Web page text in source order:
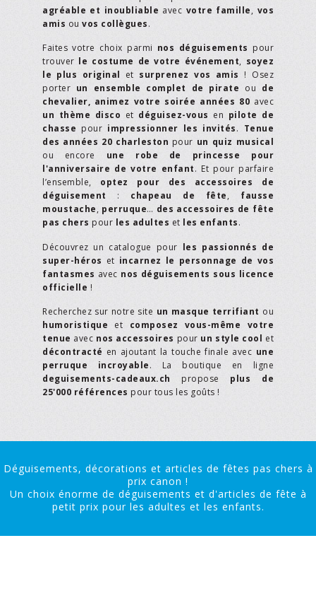
agréable et inoubliable avec votre famille, vos
amis ou vos collègues.
Faites votre choix parmi nos déguisements pour
trouver le costume de votre événement, soyez
le plus original et surprenez vos amis ! Osez
porter un ensemble complet de pirate ou de
chevalier, animez votre soirée années 80 avec
un thème disco et déguisez-vous en pilote de
chasse pour impressionner les invités. Tenue
des années 20 charleston pour un quiz musical
ou encore une robe de princesse pour
l'anniversaire de votre enfant. Et pour parfaire
l’ensemble, optez pour des accessoires de
déguisement : chapeau de fête, fausse
moustache, perruque… des accessoires de fête
pas chers pour les adultes et les enfants.
Découvrez un catalogue pour les passionnés de
super-héros et incarnez le personnage de vos
fantasmes avec nos déguisements sous licence
officielle !
Recherchez sur notre site un masque terrifiant ou
humoristique et composez vous-même votre
tenue avec nos accessoires pour un style cool et
décontracté en ajoutant la touche finale avec une
perruque incroyable. La boutique en ligne
deguisements-cadeaux.ch propose plus de
25'000 références pour tous les goûts !
Déguisements, décorations et articles de fêtes pas chers à
prix canon !
Un choix énorme de déguisements et d'articles de fête à
petit prix pour les adultes et les enfants.